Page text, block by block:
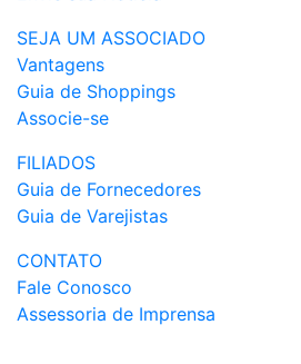
SEJA UM ASSOCIADO
Vantagens
Guia de Shoppings
Associe-se
FILIADOS
Guia de Fornecedores
Guia de Varejistas
CONTATO
Fale Conosco
Assessoria de Imprensa